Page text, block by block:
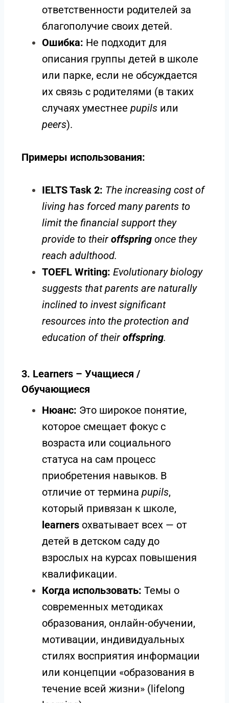
ответственности родителей за
благополучие своих детей.
Ошибка: Не подходит для
описания группы детей в школе
или парке, если не обсуждается
их связь с родителями (в таких
случаях уместнее pupils или
peers).
Примеры использования:
IELTS Task 2: The increasing cost of
living has forced many parents to
limit the financial support they
provide to their offspring once they
reach adulthood.
TOEFL Writing: Evolutionary biology
suggests that parents are naturally
inclined to invest significant
resources into the protection and
education of their offspring.
3. Learners – Учащиеся /
Обучающиеся
Нюанс: Это широкое понятие,
которое смещает фокус с
возраста или социального
статуса на сам процесс
приобретения навыков. В
отличие от термина pupils,
который привязан к школе,
learners охватывает всех — от
детей в детском саду до
взрослых на курсах повышения
квалификации.
Когда использовать: Темы о
современных методиках
образования, онлайн-обучении,
мотивации, индивидуальных
стилях восприятия информации
или концепции «образования в
течение всей жизни» (lifelong